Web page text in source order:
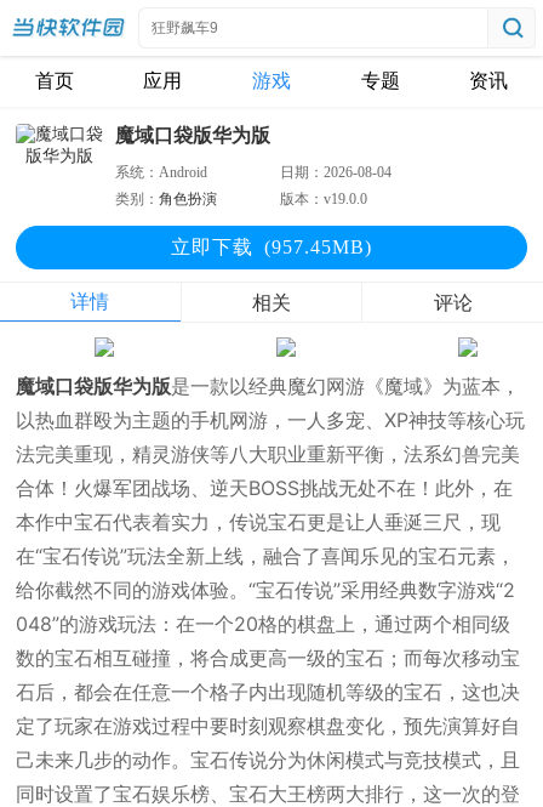
首页 应用 游戏 专题 资讯
魔域口袋版华为版
系统：Android 日期：2026-08-04
类别：角色扮演 版本：v19.0.0
立即下载 (957.45MB)
详情 相关 评论
魔域口袋版华为版是一款以经典魔幻网游《魔域》为蓝本，
以热血群殴为主题的手机网游，一人多宠、XP神技等核心玩
法完美重现，精灵游侠等八大职业重新平衡，法系幻兽完美
合体！火爆军团战场、逆天BOSS挑战无处不在！此外，在
本作中宝石代表着实力，传说宝石更是让人垂涎三尺，现
在“宝石传说”玩法全新上线，融合了喜闻乐见的宝石元素，
给你截然不同的游戏体验。“宝石传说”采用经典数字游戏“2
048”的游戏玩法：在一个20格的棋盘上，通过两个相同级
数的宝石相互碰撞，将合成更高一级的宝石；而每次移动宝
石后，都会在任意一个格子内出现随机等级的宝石，这也决
定了玩家在游戏过程中要时刻观察棋盘变化，预先演算好自
己未来几步的动作。宝石传说分为休闲模式与竞技模式，且
同时设置了宝石娱乐榜、宝石大王榜两大排行，这一次的登